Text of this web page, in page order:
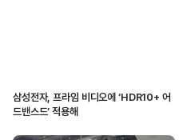
삼성전자, 프라임 비디오에 ‘HDR10+ 어
드밴스드’ 적용해